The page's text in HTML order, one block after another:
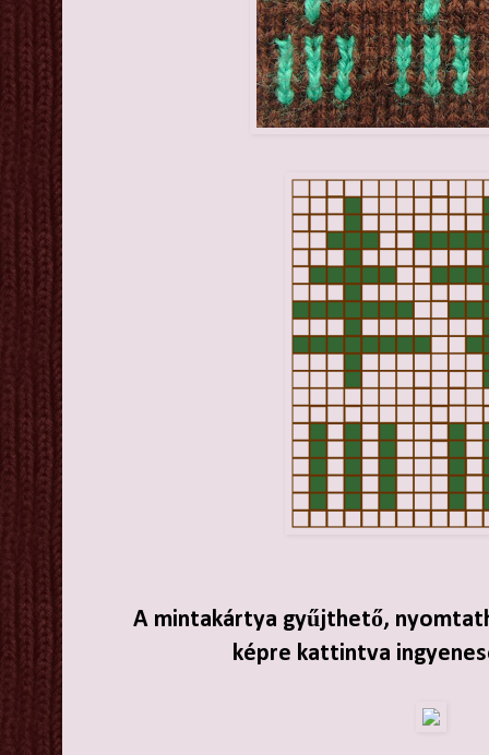
A mintakártya gyűjthető,
képre kattintva